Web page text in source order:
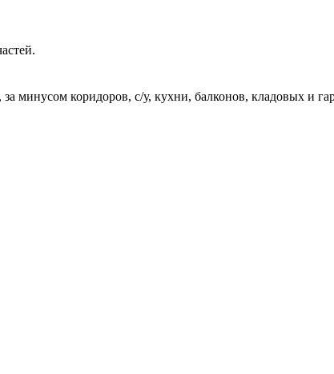
минусом коридоров, с/у, кухни, балконов, кладовых и